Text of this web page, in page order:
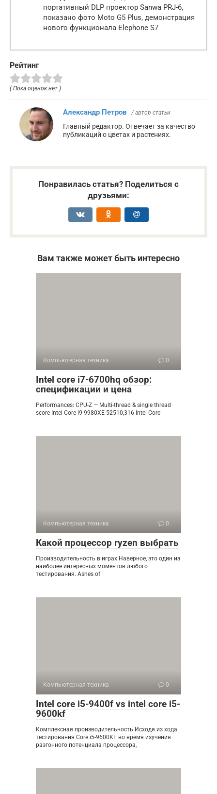
портативный DLP проектор Sanwa PRJ-6,
показано фото Moto G5 Plus, демонстрация
нового функционала Elephone S7
Рейтинг
( Пока оценок нет )
Александр Петров / автор статьи
Главный редактор. Отвечает за качество
публикаций о цветах и растениях.
Понравилась статья? Поделиться с
друзьями:
Вам также может быть интересно
Компьютерная техника 0
Intel core i7-6700hq обзор:
спецификации и цена
Performances: CPU-Z — Multi-thread & single thread
score Intel Core i9-9980XE 52510,316 Intel Core
Компьютерная техника 0
Какой процессор ryzen выбрать
Производительность в играх Наверное, это один из
наиболее интересных моментов любого
тестирования. Ashes of
Компьютерная техника 0
Intel core i5-9400f vs intel core i5-
9600kf
Комплексная производительность Исходя из хода
тестирования Core i5-9600KF во время изучения
разгонного потенциала процессора,